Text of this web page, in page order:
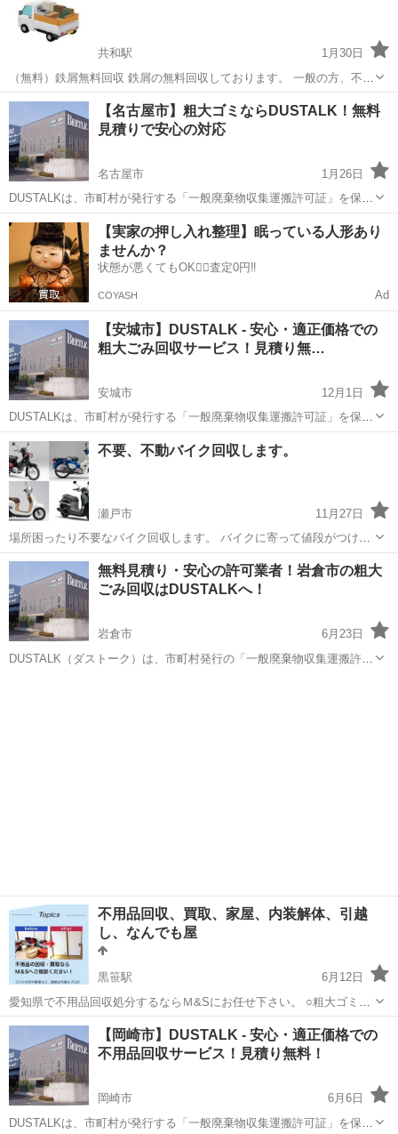
キュ...
共和駅
1月30日
（無料）鉄屑無料回収 鉄屑の無料回収しております。 一般の方、不動
産、建築業の方等もお気軽にご相談下さい。 ※家の中から搬出する場
合、搬出同意書の方お願いします。 (無料出張品) 鉄屑、家電品(一部
不可)、キッチン用...
愛知 大府市 共和駅 不用品回収 無料
【名古屋市】粗大ゴミならDUSTALK！無料
見積りで安心の対応
名古屋市
1月26日
DUSTALKは、市町村が発行する「一般廃棄物収集運搬許可証」を保有
する業者のみを登録して運営しており、適正価格での不用品回収を実
現しています。 個人の方から法人の方まで、安心してご利用いただけ
るサービスです。 ...
愛知 名古屋市 不用品回収 無料
【実家の押し入れ整理】眠っている人形あり
ませんか？
状態が悪くてもOK🙆‍♀️査定0円‼️
COYASH Ad
【安城市】DUSTALK - 安心・適正価格での
粗大ごみ回収サービス！見積り無…
安城市
12月1日
DUSTALKは、市町村が発行する「一般廃棄物収集運搬許可証」を保有
する業者のみを登録して運営しており、適正価格での不用品回収を実
現しています。 個人の方から法人の方まで、安心してご利用いただけ
愛知 安城市 不用品回収 無料
不要、不動バイク回収します。
瀬戸市
11月27日
場所困ったり不要なバイク回収します。 バイクに寄って値段がつけら
れないものもございます。 是非一度ご連絡ください。
愛知 瀬戸市 不用品回収
無料見積り・安心の許可業者！岩倉市の粗大
ごみ回収はDUSTALKへ！
岩倉市
6月23日
DUSTALK（ダストーク）は、市町村発行の「一般廃棄物収集運搬許可
不用品回収、買取、家屋、内装解体、引越
し、なんでも屋
黒笹駅
6月12日
愛知県で不用品回収処分するならＭ&Sにお任せ下さい。 ○粗大ゴミを
回収してほしい ○遺品を整理してほしい ○引越しの時に出た不用品を
どうにかしたい買い取りしてほしい などなどなんでも構いません。 お
客様のそんなお悩みございま...
愛知 みよし市 黒笹駅 買取
【岡崎市】DUSTALK - 安心・適正価格での
不用品回収サービス！見積り無料！
岡崎市
6月6日
DUSTALKは、市町村が発行する「一般廃棄物収集運搬許可証」を保有